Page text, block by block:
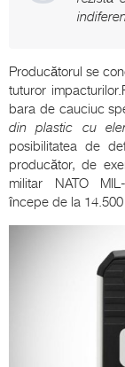
Producătorul se
tuturor
bara de cauciuc
din plastic cu
posibilitatea de
producător, de
militar NATO
începe de la